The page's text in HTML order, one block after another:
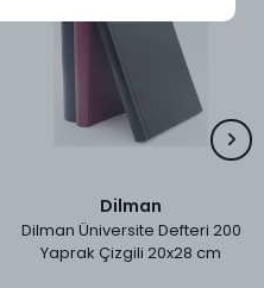
Dilman
Dilman Üniversite Defteri 200
Yaprak Çizgili 20x28 cm